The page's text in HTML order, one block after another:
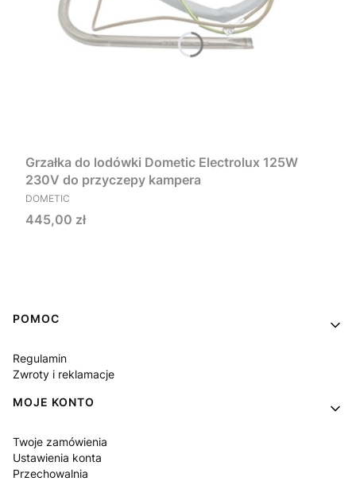
Grzałka do lodówki Dometic Electrolux 125W
230V do przyczepy kampera
PRODUCENT
DOMETIC
Cena
445,00 zł
Linki w stopce
POMOC
Regulamin
Zwroty i reklamacje
MOJE KONTO
Twoje zamówienia
Ustawienia konta
Przechowalnia